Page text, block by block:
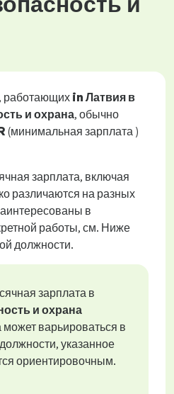
работающих in Латвия в
и охрана, обычно
(минимальная зарплата )
зарплата, включая
различаются на разных
в
работы, см. Ниже
должности.
зарплата в
и охрана
варьироваться в
указанное
ориентировочным.